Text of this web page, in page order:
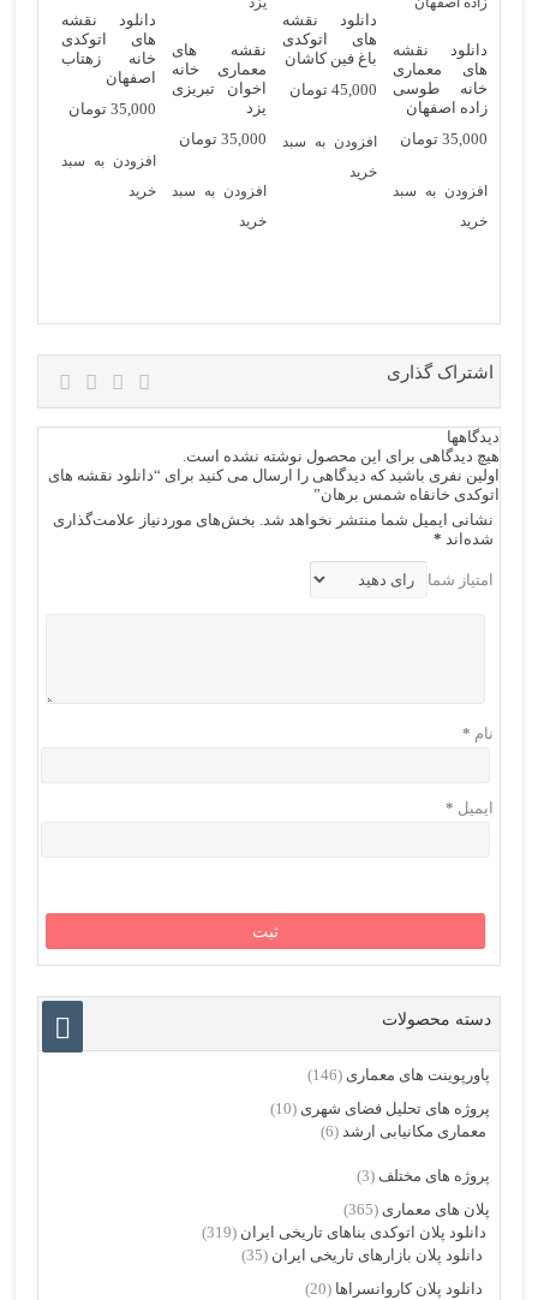
دانلود نقشه
های معماری
خانه طوسی
زاده اصفهان
35,000 تومان
افزودن به سبد
خرید
دانلود نقشه
های اتوکدی
باغ فین کاشان
45,000 تومان
افزودن به سبد
خرید
نقشه های
معماری خانه
اخوان تبریزی
یزد
35,000 تومان
افزودن به سبد
خرید
دانلود نقشه
های اتوکدی
خانه زهتاب
اصفهان
35,000 تومان
افزودن به سبد
خرید
اشتراک گذاری
دیدگاهها
هیچ دیدگاهی برای این محصول نوشته نشده است.
اولین نفری باشید که دیدگاهی را ارسال می کنید برای “دانلود نقشه های
اتوکدی خانقاه شمس برهان”
نشانی ایمیل شما منتشر نخواهد شد. بخش‌های موردنیاز علامت‌گذاری
شده‌اند *
امتیاز شما
نام *
ایمیل *
دسته محصولات
پاورپوینت های معماری (146)
پروژه های تحلیل فضای شهری (10)
معماری مکانیابی ارشد (6)
پروژه های مختلف (3)
پلان های معماری (365)
دانلود پلان اتوکدی بناهای تاریخی ایران (319)
دانلود پلان بازارهای تاریخی ایران (35)
دانلود پلان کاروانسراها (20)